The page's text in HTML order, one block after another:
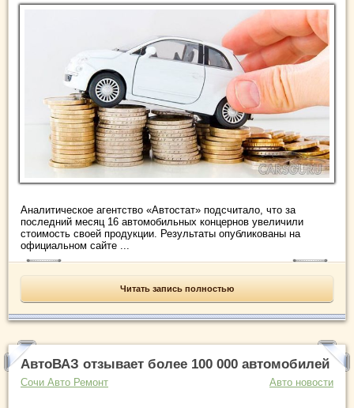
Аналитическое агентство «Автостат» подсчитало, что за
последний месяц 16 автомобильных концернов увеличили
стоимость своей продукции. Результаты опубликованы на
официальном сайте ...
Читать запись полностью
АвтоВАЗ отзывает более 100 000 автомобилей
Сочи Авто Ремонт Авто новости